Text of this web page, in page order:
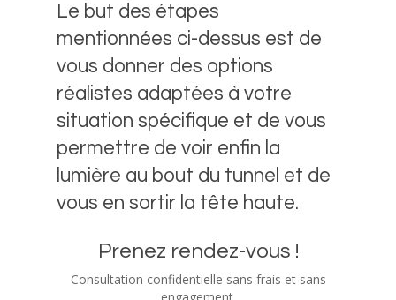
Le but des étapes
mentionnées ci-dessus est de
vous donner des options
réalistes adaptées à votre
situation spécifique et de vous
permettre de voir enfin la
lumière au bout du tunnel et de
vous en sortir la tête haute.
Prenez rendez-vous !
Consultation confidentielle sans frais et sans
engagement.